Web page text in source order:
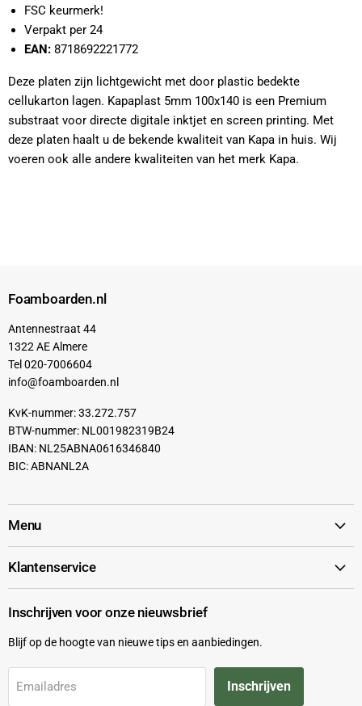
FSC keurmerk!
Verpakt per 24
EAN: 8718692221772
Deze platen zijn lichtgewicht met door plastic bedekte
cellukarton lagen. Kapaplast 5mm 100x140 is een Premium
substraat voor directe digitale inktjet en screen printing. Met
deze platen haalt u de bekende kwaliteit van Kapa in huis. Wij
voeren ook alle andere kwaliteiten van het merk Kapa.
Foamboarden.nl
Antennestraat 44
1322 AE Almere
Tel 020-7006604
info@foamboarden.nl
KvK-nummer: 33.272.757
BTW-nummer: NL001982319B24
IBAN: NL25ABNA0616346840
BIC: ABNANL2A
Menu
Klantenservice
Inschrijven voor onze nieuwsbrief
Blijf op de hoogte van nieuwe tips en aanbiedingen.
Emailadres Inschrijven